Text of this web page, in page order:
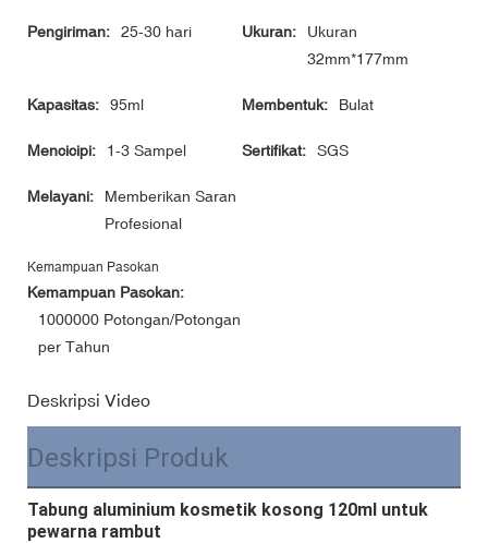
Pengiriman: 25-30 hari Ukuran:
Ukuran
32mm*177mm
Kapasitas: 95ml Membentuk: Bulat
Mencicipi: 1-3 Sampel Sertifikat: SGS
Melayani:
Memberikan Saran
Profesional
Kemampuan Pasokan
Kemampuan Pasokan:
1000000 Potongan/Potongan
per Tahun
Deskripsi Video
Deskripsi Produk
Tabung aluminium kosmetik kosong 120ml untuk
pewarna rambut